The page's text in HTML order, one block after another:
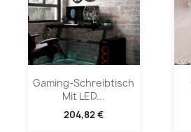
Gaming-Schreibtisch
Mit LED...
204,82 €